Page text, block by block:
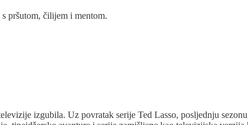
pršutom, čilijem i mentom.
izgubila. Uz povratak serije Ted Lasso, posljednju